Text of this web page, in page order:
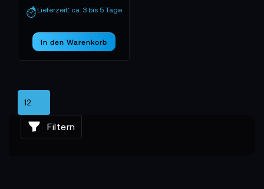
Lieferzeit: ca. 3 bis 5 Tage
In den Warenkorb
Filtern